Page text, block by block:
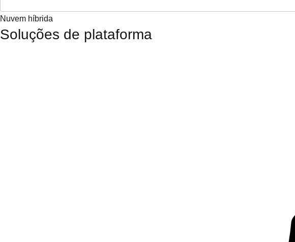
Nuvem híbrida
Soluções de plataforma